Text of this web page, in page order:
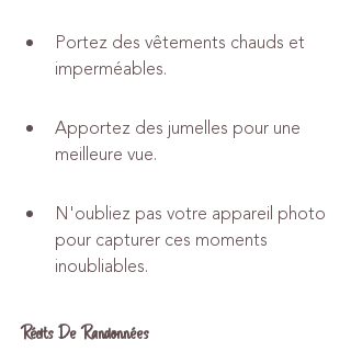
Portez des vêtements chauds et
imperméables.
Apportez des jumelles pour une
meilleure vue.
N'oubliez pas votre appareil photo
pour capturer ces moments
inoubliables.
Récits De Randonnées